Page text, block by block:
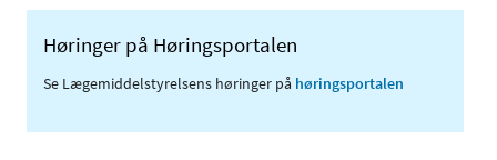
Høringer på Høringsportalen
Se Lægemiddelstyrelsens høringer på høringsportalen